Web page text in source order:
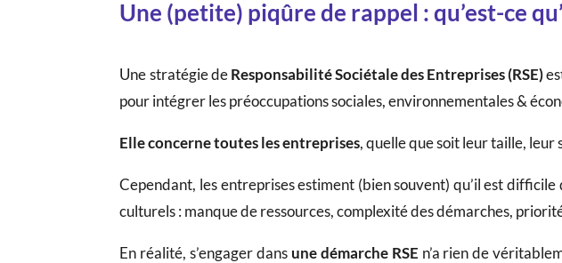
Une (petite) piqûre de rappel : qu’est-ce
Une stratégie deResponsabilité Sociétale des Entreprises (RSE)
pour intégrer les préoccupations sociales, environnementales &
Elle concerne toutes les entreprises, quelle que soit leur taille,
Cependant, les entreprises estiment (bien souvent) qu’il est
culturels : manque de ressources, complexité des démarches,
En réalité, s’engager dans une démarche RSE n’a rien de